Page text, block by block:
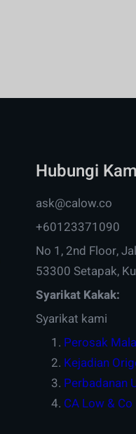
Hubungi
ask@calow.co
+60123371090
No 1, 2nd Floor,
53300 Setapak,
Syarikat Kakak:
Syarikat kami
Perosak
Kejadian
Perbadanan
CA Low & Co